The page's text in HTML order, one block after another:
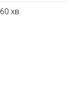
60 хв.